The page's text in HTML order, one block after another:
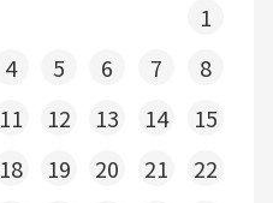
1
4 5 6 7
8
11 12 13 14
15
18 19 20 21
22